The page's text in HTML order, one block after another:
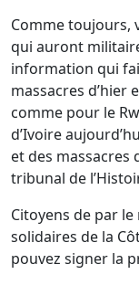
Comme toujours,
qui auront
information qui
massacres
comme pour le
d’Ivoire
et des massacres
tribunal de
Citoyens de par le
solidaires de la
pouvez signer la